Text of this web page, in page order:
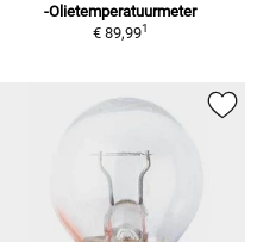
-Olietemperatuurmeter
€ 89,991